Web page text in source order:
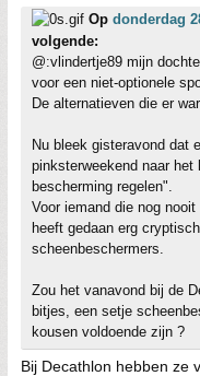
Op donderdag
volgende:
@:vlindertje89 mijn
voor een niet-optionele
De alternatieven die er
Nu bleek gisteravond dat
pinksterweekend naar
bescherming regelen".
Voor iemand die nog
heeft gedaan erg
scheenbeschermers.
Zou het vanavond bij de
bitjes, een setje
kousen voldoende zijn ?
Bij Decathlon hebben ze